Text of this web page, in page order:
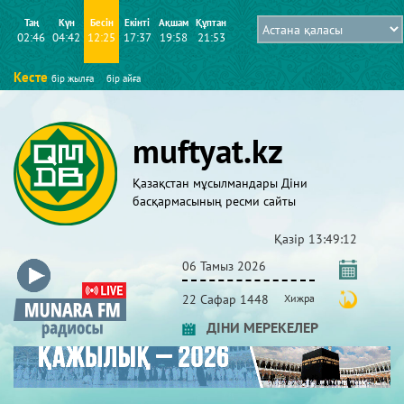
Таң
02:46
Күн
04:42
Бесін
12:25
Екінті
17:37
Ақшам
19:58
Құптан
21:53
Кесте бір жылға бір айға
muftyat.kz
Қазақстан мұсылмандары Діни
басқармасының ресми сайты
Қазір 13:49:13
06 Тамыз 2026
22 Сафар 1448 Хижра
ДІНИ МЕРЕКЕЛЕР